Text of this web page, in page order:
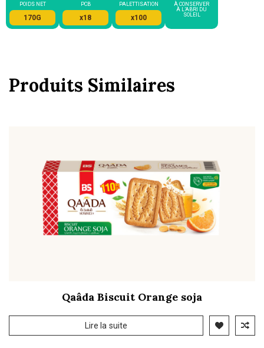
POIDS NET
170G
PCB
x18
PALETTISATION
x100
À CONSERVER
À L’ABRI DU
SOLEIL
Produits Similaires
Qaâda Biscuit Orange soja
Lire la suite